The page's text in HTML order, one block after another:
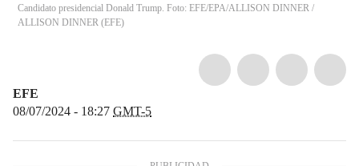
Candidato presidencial Donald Trump. Foto: EFE/EPA/ALLISON DINNER /
ALLISON DINNER (EFE)
EFE
08/07/2024 - 18:27 GMT-5